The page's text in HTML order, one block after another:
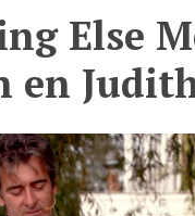
Else
en